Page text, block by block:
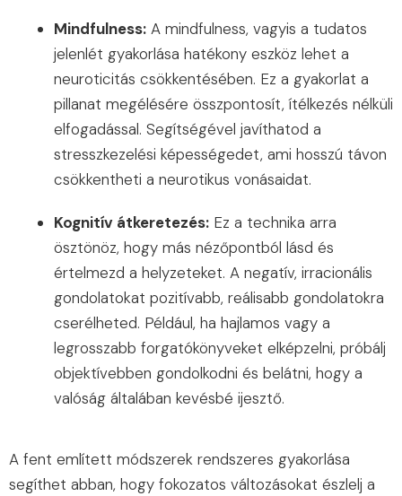
Mindfulness: A mindfulness, vagyis a tudatos
jelenlét gyakorlása hatékony eszköz lehet a
neuroticitás csökkentésében. Ez a gyakorlat a
pillanat megélésére összpontosít, ítélkezés nélküli
elfogadással. Segítségével javíthatod a
stresszkezelési képességedet, ami hosszú távon
csökkentheti a neurotikus vonásaidat.
Kognitív átkeretezés: Ez a technika arra
ösztönöz, hogy más nézőpontból lásd és
értelmezd a helyzeteket. A negatív, irracionális
gondolatokat pozitívabb, reálisabb gondolatokra
cserélheted. Például, ha hajlamos vagy a
legrosszabb forgatókönyveket elképzelni, próbálj
objektívebben gondolkodni és belátni, hogy a
valóság általában kevésbé ijesztő.
A fent említett módszerek rendszeres gyakorlása
segíthet abban, hogy fokozatos változásokat észlelj a